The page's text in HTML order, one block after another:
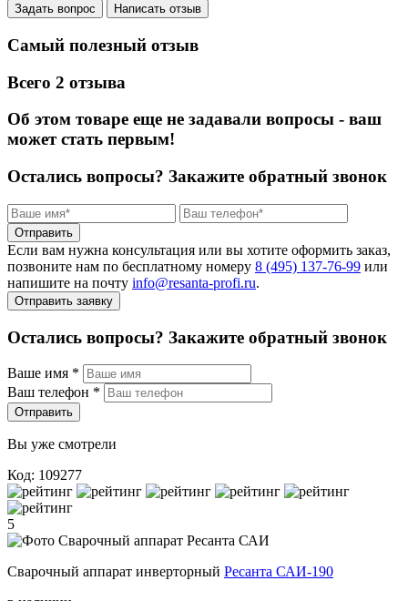
Задать вопрос Написать отзыв
Самый полезный отзыв
Всего 2 отзыва
Об этом товаре еще не задавали вопросы - ваш
может стать первым!
Остались вопросы? Закажите обратный звонок
Отправить
Если вам нужна консультация или вы хотите оформить заказ,
позвоните нам по бесплатному номеру 8 (495) 137‑76‑99 или
напишите на почту info@resanta‑profi.ru.
Отправить заявку
Остались вопросы? Закажите обратный звонок
Ваше имя *
Ваш телефон *
Отправить
Вы уже смотрели
Код: 109277
5
Сварочный аппарат инверторный Ресанта САИ-190